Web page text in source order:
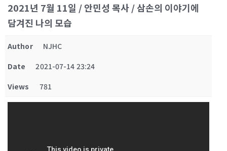
2021년 7월 11일 / 안민성 목사 / 삼손의 이야기에
담겨진 나의 모습
Author
NJHC
Date
2021-07-14 23:24
Views
781